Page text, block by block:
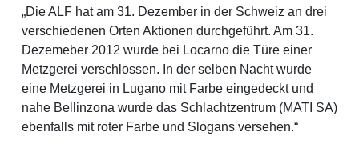
„Die ALF hat am 31. Dezember in der Schweiz an drei
verschiedenen Orten Aktionen durchgeführt. Am 31.
Dezemeber 2012 wurde bei Locarno die Türe einer
Metzgerei verschlossen. In der selben Nacht wurde
eine Metzgerei in Lugano mit Farbe eingedeckt und
nahe Bellinzona wurde das Schlachtzentrum (MATI SA)
ebenfalls mit roter Farbe und Slogans versehen.“